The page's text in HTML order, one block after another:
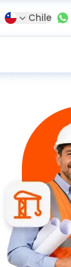
Chile